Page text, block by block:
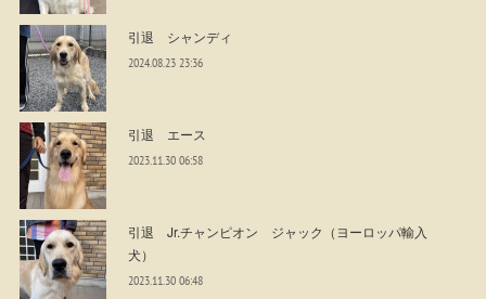
引退 シャンディ
2024.08.23 23:36
引退 エース
2023.11.30 06:58
引退 Jr.チャンピオン ジャック（ヨーロッパ輸入
犬）
2023.11.30 06:48